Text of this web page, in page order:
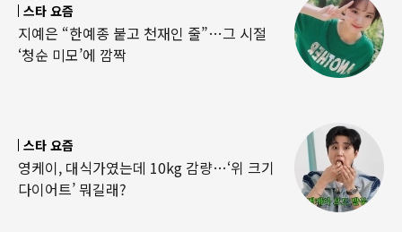
스타 요즘
지예은 “한예종 붙고 천재인 줄”…그 시절
‘청순 미모’에 깜짝
스타 요즘
영케이, 대식가였는데 10kg 감량…‘위 크기
다이어트’ 뭐길래?